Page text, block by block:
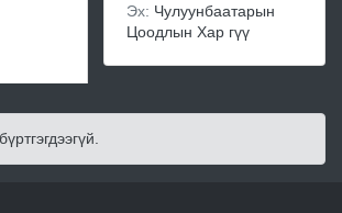
Эх: Чулуунбаатарын
Цоодлын Хар гүү